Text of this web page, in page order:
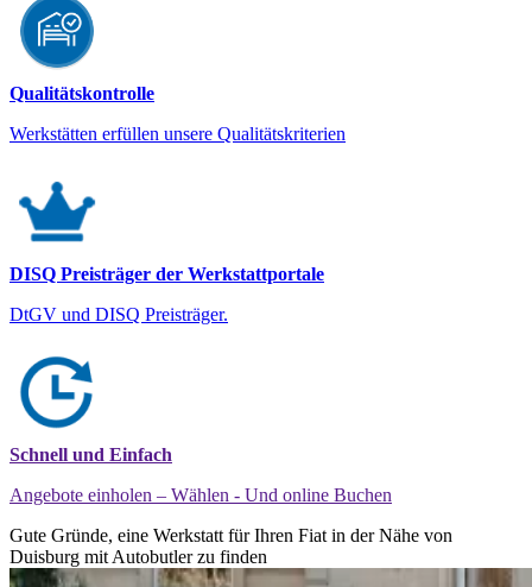
Qualitätskontrolle
Werkstätten erfüllen unsere Qualitätskriterien
DISQ Preisträger der Werkstattportale
DtGV und DISQ Preisträger.
Schnell und Einfach
Angebote einholen – Wählen - Und online Buchen
Gute Gründe, eine Werkstatt für Ihren Fiat in der Nähe von
Duisburg mit Autobutler zu finden